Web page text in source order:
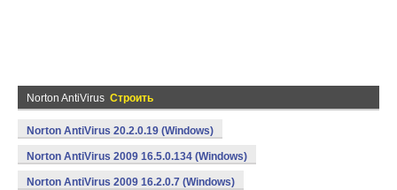
Norton AntiVirus Строить
Norton AntiVirus 20.2.0.19 (Windows)
Norton AntiVirus 2009 16.5.0.134 (Windows)
Norton AntiVirus 2009 16.2.0.7 (Windows)